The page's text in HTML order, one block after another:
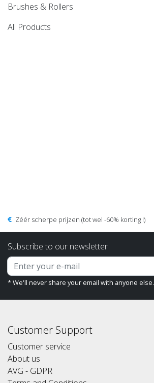
Brushes & Rollers
All Products
Zéér scherpe prijzen (tot wel -60% korting !)
Subscribe to our newsletter
* We'll never share your email with anyone else.
Customer Support
Customer service
About us
AVG - GDPR